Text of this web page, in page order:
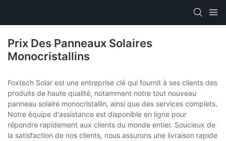
Prix Des Panneaux Solaires
Monocristallins
Foxtech Solar est une entreprise clé qui fournit à ses clients des
produits de haute qualité, notamment notre tout nouveau
panneau solaire monocristallin, ainsi que des services complets.
Notre équipe d'assistance est disponible en ligne pour
répondre rapidement aux clients du monde entier. Soucieux de
la satisfaction de nos clients, nous assurons une livraison rapide